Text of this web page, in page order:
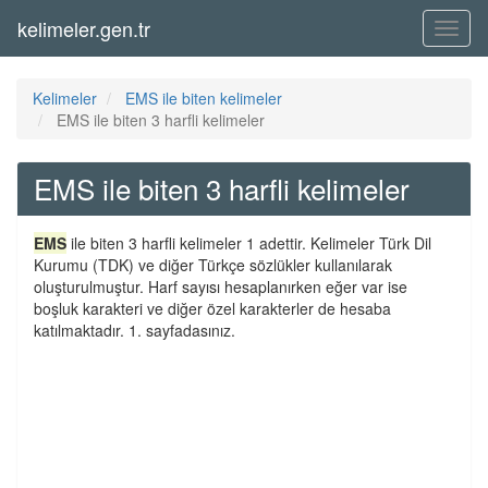
Menü
kelimeler.gen.tr
Kelimeler
EMS ile biten kelimeler
EMS ile biten 3 harfli kelimeler
EMS ile biten 3 harfli kelimeler
EMS ile biten 3 harfli kelimeler 1 adettir. Kelimeler Türk Dil
Kurumu (TDK) ve diğer Türkçe sözlükler kullanılarak
oluşturulmuştur. Harf sayısı hesaplanırken eğer var ise
boşluk karakteri ve diğer özel karakterler de hesaba
katılmaktadır. 1. sayfadasınız.